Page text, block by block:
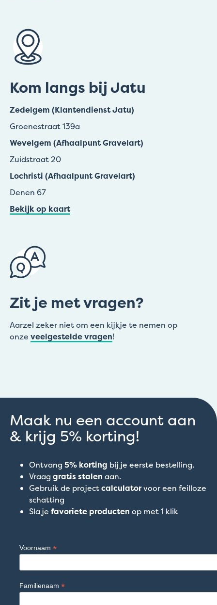
Kom langs bij Jatu
Zedelgem (Klantendienst Jatu)
Groenestraat 139a
Wevelgem (Afhaalpunt Gravelart)
Zuidstraat 20
Lochristi (Afhaalpunt Gravelart)
Denen 67
Bekijk op kaart
Zit je met vragen?
Aarzel zeker niet om een kijkje te nemen op
onze veelgestelde vragen!
Maak nu een account aan
& krijg 5% korting!
Ontvang 5% korting bij je eerste bestelling.
Vraag gratis stalen aan.
Gebruik de projectcalculatorvoor een feilloze
schatting
Sla je favoriete producten op met 1 klik
Voornaam *
Familienaam *